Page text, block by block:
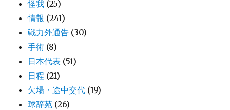
怪我 (25)
情報 (241)
戦力外通告 (30)
手術 (8)
日本代表 (51)
日程 (21)
欠場・途中交代 (19)
球辞苑 (26)